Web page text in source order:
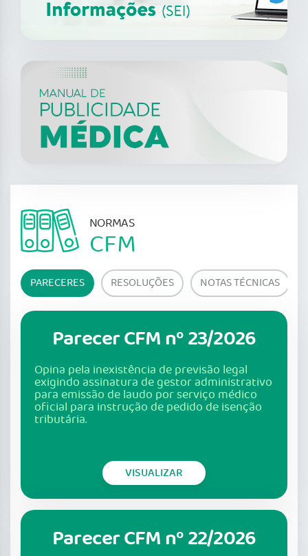
NORMAS
CFM
PARECERES RESOLUÇÕES NOTAS TÉCNICAS
Parecer CFM nº 23/2026
Opina pela inexistência de previsão legal
exigindo assinatura de gestor administrativo
para emissão de laudo por serviço médico
oficial para instrução de pedido de isenção
tributária.
VISUALIZAR
Parecer CFM nº 22/2026